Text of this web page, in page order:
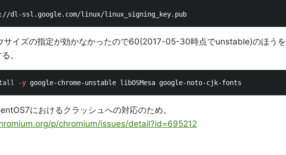
サイズの指定が効かなかったので60(2017-05-30時点でunstable)のほうを
。
-y
におけるクラッシュへの対応のため。
p/chromium/issues/detail?id=695212